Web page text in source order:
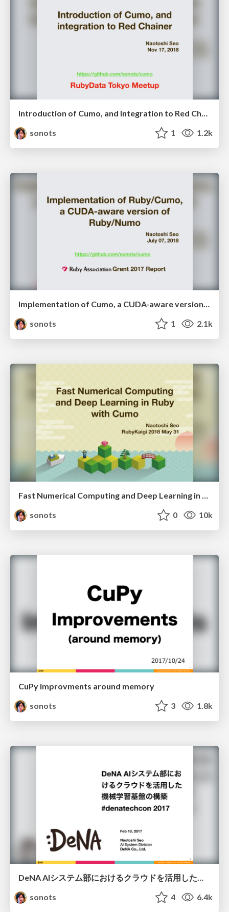
Introduction of Cumo, and Integration to Red Chainer
sonots
1 1.2k
Implementation of Cumo, a CUDA-aware version of Ruby/Numo
sonots
1 2.1k
Fast Numerical Computing and Deep Learning in Ruby with Cumo
sonots
0 10k
CuPy improvments around memory
sonots
3 1.8k
sonots
4 6.4k